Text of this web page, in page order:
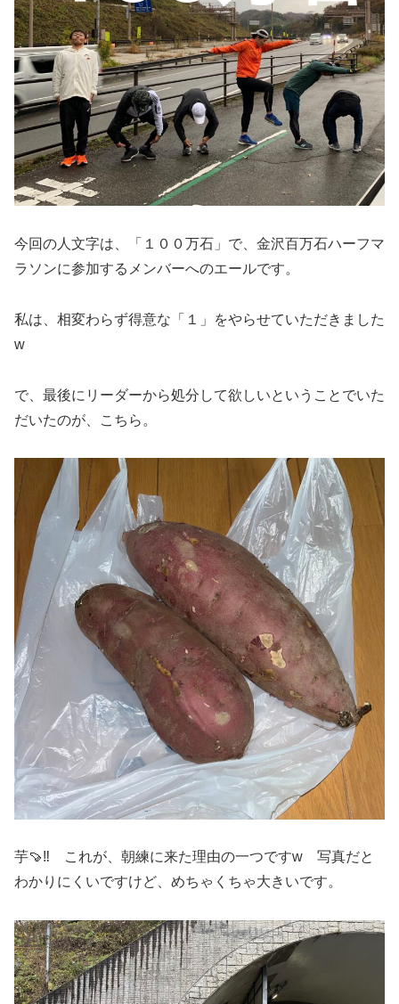
今回の人文字は、「１００万石」で、金沢百万石ハーフマ
ラソンに参加するメンバーへのエールです。
私は、相変わらず得意な「１」をやらせていただきました
w
で、最後にリーダーから処分して欲しいということでいた
だいたのが、こちら。
芋🍠‼️ これが、朝練に来た理由の一つですw 写真だと
わかりにくいですけど、めちゃくちゃ大きいです。